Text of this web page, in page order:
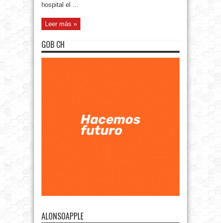
hospital el ...
Leer más »
GOB CH
ALONSOAPPLE